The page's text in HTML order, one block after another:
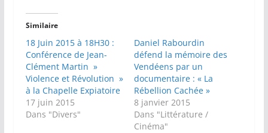
Similaire
18 Juin 2015 à 18H30 :
Conférence de Jean-
Clément Martin »
Violence et Révolution »
à la Chapelle Expiatoire
17 juin 2015
Dans "Divers"
Daniel Rabourdin
défend la mémoire des
Vendéens par un
documentaire : « La
Rébellion Cachée »
8 janvier 2015
Dans "Littérature /
Cinéma"